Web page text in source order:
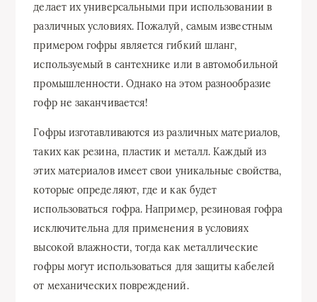
делает их универсальными при использовании в
различных условиях. Пожалуй, самым известным
примером гофры является гибкий шланг,
используемый в сантехнике или в автомобильной
промышленности. Однако на этом разнообразие
гофр не заканчивается!
Гофры изготавливаются из различных материалов,
таких как резина, пластик и металл. Каждый из
этих материалов имеет свои уникальные свойства,
которые определяют, где и как будет
использоваться гофра. Например, резиновая гофра
исключительна для применения в условиях
высокой влажности, тогда как металлические
гофры могут использоваться для защиты кабелей
от механических повреждений.